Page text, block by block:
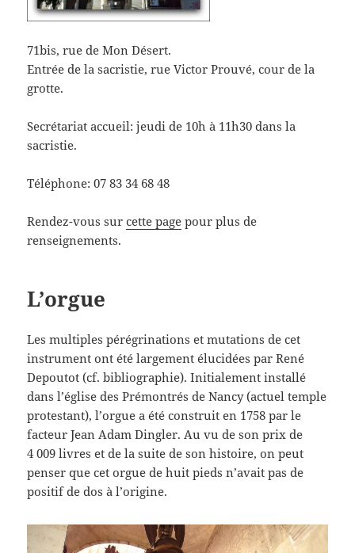
71bis, rue de Mon Désert.
Entrée de la sacristie, rue Victor Prouvé, cour de la
grotte.
Secrétariat accueil: jeudi de 10h à 11h30 dans la
sacristie.
Téléphone: 07 83 34 68 48
Rendez-vous surcette page pour plus de
renseignements.
L’orgue
Les multiples pérégrinations et mutations de cet
instrument ont été largement élucidées par René
Depoutot (cf. bibliographie). Initialement installé
dans l’église des Prémontrés de Nancy (actuel temple
protestant), l’orgue a été construit en 1758 par le
facteur Jean Adam Dingler. Au vu de son prix de
4 009 livres et de la suite de son histoire, on peut
penser que cet orgue de huit pieds n’avait pas de
positif de dos à l’origine.